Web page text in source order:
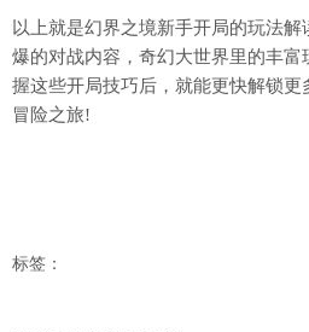
以上就是幻界之境新手开局的玩法
爆的对战内容，奇幻大世界里的丰
握这些开局技巧后，就能更快解锁
冒险之旅!
标签：